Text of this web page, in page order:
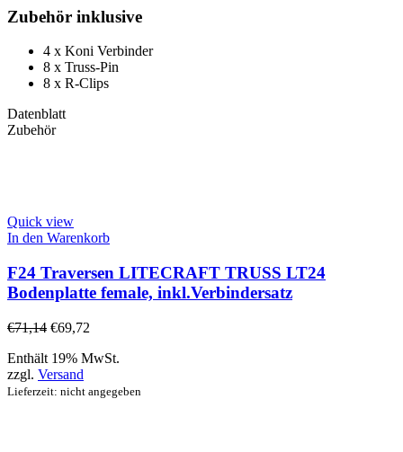
Zubehör inklusive
4 x Koni Verbinder
8 x Truss-Pin
8 x R-Clips
Datenblatt
Zubehör
Quick view
In den Warenkorb
F24 Traversen LITECRAFT TRUSS LT24
Bodenplatte female, inkl.Verbindersatz
€71,14 €69,72
Enthält 19% MwSt.
zzgl. Versand
Lieferzeit: nicht angegeben